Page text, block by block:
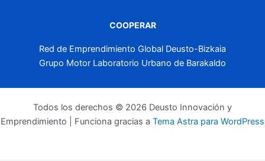
COOPERAR
Red de Emprendimiento Global Deusto-Bizkaia
Grupo Motor Laboratorio Urbano de Barakaldo
Todos los derechos © 2026 Deusto Innovación y
Emprendimiento | Funciona gracias a Tema Astra para WordPress